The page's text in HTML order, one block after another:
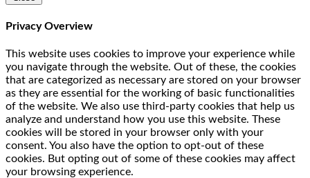
Privacy Overview
This website uses cookies to improve your experience while
you navigate through the website. Out of these, the cookies
that are categorized as necessary are stored on your browser
as they are essential for the working of basic functionalities
of the website. We also use third-party cookies that help us
analyze and understand how you use this website. These
cookies will be stored in your browser only with your
consent. You also have the option to opt-out of these
cookies. But opting out of some of these cookies may affect
your browsing experience.